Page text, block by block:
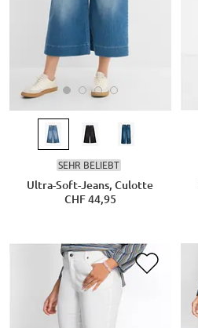
SEHR BELIEBT
Ultra-Soft-Jeans, Culotte
CHF 44,95